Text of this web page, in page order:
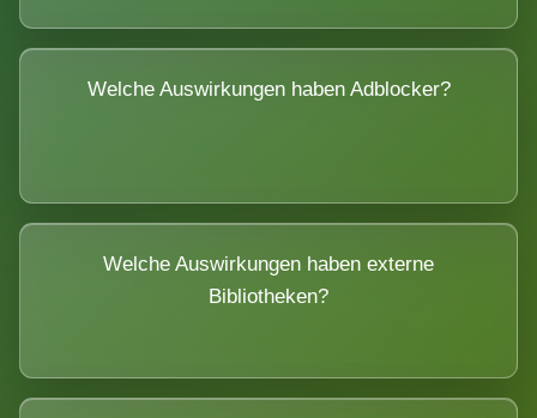
Welche Auswirkungen haben Adblocker?
Welche Auswirkungen haben externe
Bibliotheken?